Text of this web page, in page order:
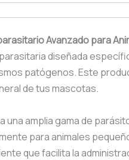
Avanzado para
diseñada
patógenos. Este
de tus mascotas.
una amplia gama de
para animales
que facilita la